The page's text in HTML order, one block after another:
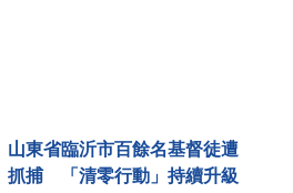
山東省臨沂市百餘名基督徒遭
抓捕 「清零行動」持續升級